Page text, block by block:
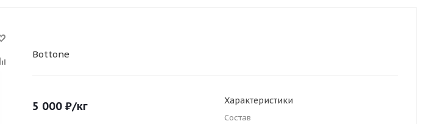
Bottone
5 000 ₽/кг Характеристики
Состав